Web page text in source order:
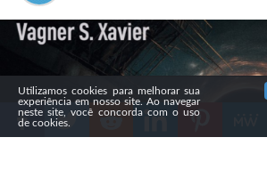
SIGA NOSSAS REDES SOCIAIS
Utilizamos cookies para melhorar sua
experiência em nosso site. Ao navegar
neste site, você concorda com o uso
de cookies.